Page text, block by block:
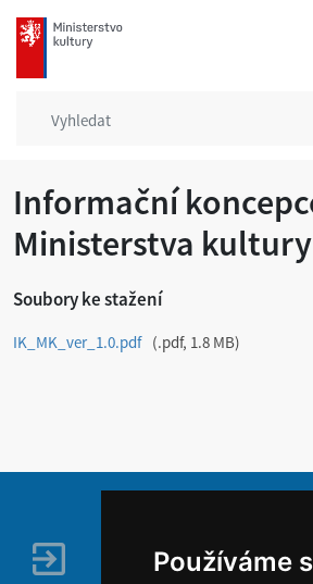
Používáme
mkcr.cz
Informační
Ministerstva kultury
Soubory ke stažení
IK_MK_ver_1.0.pdf .pdf, 1.8 MB